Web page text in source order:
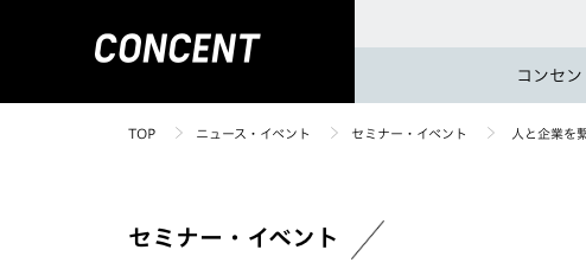
コンセ
TOP ニュース・イベント セミナー・イベント 人と企業を
セミナー・イベント